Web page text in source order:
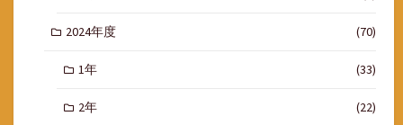
2024年度 (70)
1年 (33)
2年 (22)